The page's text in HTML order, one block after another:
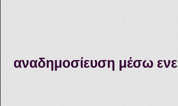
αναδημοσίευση μέσω